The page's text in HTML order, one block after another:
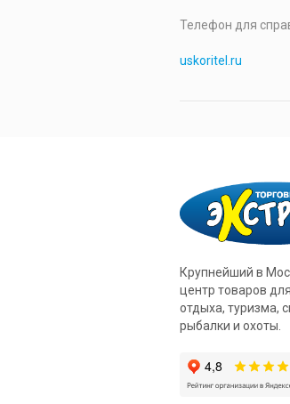
Телефон для
uskoritel.ru
Крупнейший в
центр товаров
отдыха, туризма,
рыбалки и охоты.